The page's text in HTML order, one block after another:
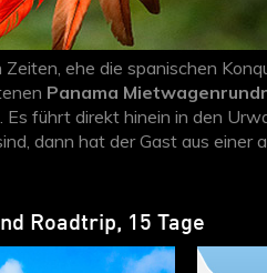
ehe die spanischen
Panama
führt direkt hinein in den
dann hat der Gast aus
es von
Roadtrip, 15 Tage